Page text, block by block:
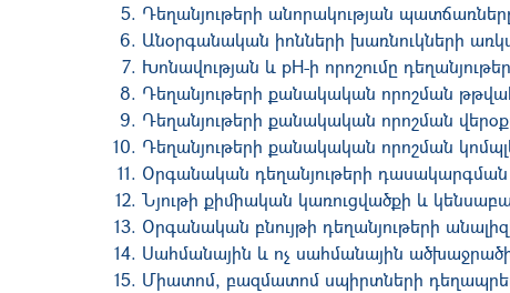
Դեղանյութերի անորակության
Անօրգանական իոնների խառնուկների
Խոնավության և pH-ի որոշումը
Դեղանյութերի քանակական որոշման
Դեղանյութերի քանակական որոշման
Դեղանյութերի քանակական որոշման
Օրգանական դեղանյութերի դասակարգման
Նյութի քիմիական կառուցվածքի և
Օրգանական բնույթի դեղանյութերի
Սահմանային և ոչ սահմանային
Միատոմ, բազմատոմ սպիրտների